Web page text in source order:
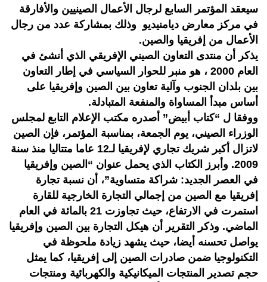
سيعقد المؤتمر السابع لرجال الأعمال الصينيين والأفارقة
في مركز معارض ديامنيديو وذلك بمشاركة عدد من رجال
الأعمال من إفريقيا والصين.
يذكر أن منتدى التعاون الصيني الإفريقي الذي أنشئ في
العام 2000 ، هو منبر للحوار السياسي في إطار التعاون
بين بلدان الجنوب وآلية تعاون بين الصين وإفريقيا على
أساس مبدأ المساواة والمنفعة المتبادلة.
ووفقا ل “كتاب أبيض” أصدره مكتب الإعلام التابع لمجلس
الوزراء الصيني، يوم الجمعة، بمناسبة المؤتمر، فإن الصين
لاتزال أكبر شريك تجاري لإفريقيا لـ12 عاما متتاليا منذ سنة
2009. وأبرز الكتاب الذي يحمل عنوان “الصين وإفريقيا
في العصر الجديد: شراكة متساوية”، أن نسبة تجارة
إفريقيا مع الصين من إجمالي التجارة الخارجية للقارة
استمرت في الارتفاع، حيث تجاوزت 21 بالمائة في العام
الماضي. وذكر التقرير أن هيكل التجارة بين الصين وإفريقيا
يواصل تحسنه أيضا، حيث يشهد زيادة ملحوظة في
التكنولوجيا ضمن صادرات الصين إلى إفريقيا، كما يمثل
حجم تصدير المنتجات الميكانيكية والكهربائية ومنتجات